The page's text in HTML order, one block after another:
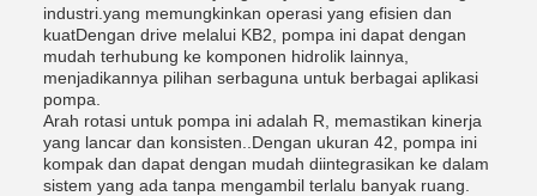
industri.yang memungkinkan operasi yang efisien dan
kuatDengan drive melalui KB2, pompa ini dapat dengan
mudah terhubung ke komponen hidrolik lainnya,
menjadikannya pilihan serbaguna untuk berbagai aplikasi
pompa.
Arah rotasi untuk pompa ini adalah R, memastikan kinerja
yang lancar dan konsisten..Dengan ukuran 42, pompa ini
kompak dan dapat dengan mudah diintegrasikan ke dalam
sistem yang ada tanpa mengambil terlalu banyak ruang.